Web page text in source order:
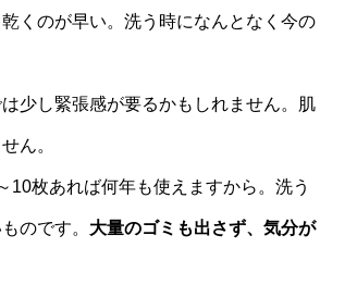
くのが早い。洗う時になんとなく今の
少し緊張感が要るかもしれません。肌
ん。
枚あれば何年も使えますから。洗う
のです。 大量のゴミも出さず、気分が